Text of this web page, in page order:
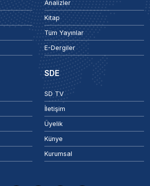
Analizler
Kitap
Tüm Yayınlar
E-Dergiler
SDE
SD TV
İletişim
Üyelik
Künye
Kurumsal